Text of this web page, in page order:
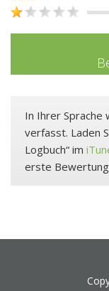
In Ihrer Sprache
verfasst. Laden
Logbuch“ im
erste